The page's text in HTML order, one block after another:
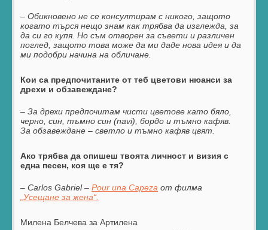
– Обикновено не се консултирам с никого, защото
когато търся нещо знам как трябва да изглежда, за
да си го купя. Но съм отворен за съвети и различен
поглед, защото това може да ми даде нова идея и да
ми подобри начина на обличане.
Кои са предпочитаните от теб цветови нюанси за
дрехи и обзавеждане?
– За дрехи предпочитам чисти цветове като бяло,
черно,син, тъмно син (navi), бордoи тъмно кафяв.
За обзавеждане – светло и тъмно кафяв цвят.
Ако трябва да опишеш твоята личност и визия с
една песен, коя ще е тя?
–Carlos Gabriel –Pour una Capeza от филма
„Усещане за жена“.
Милена Белчева за Артилена